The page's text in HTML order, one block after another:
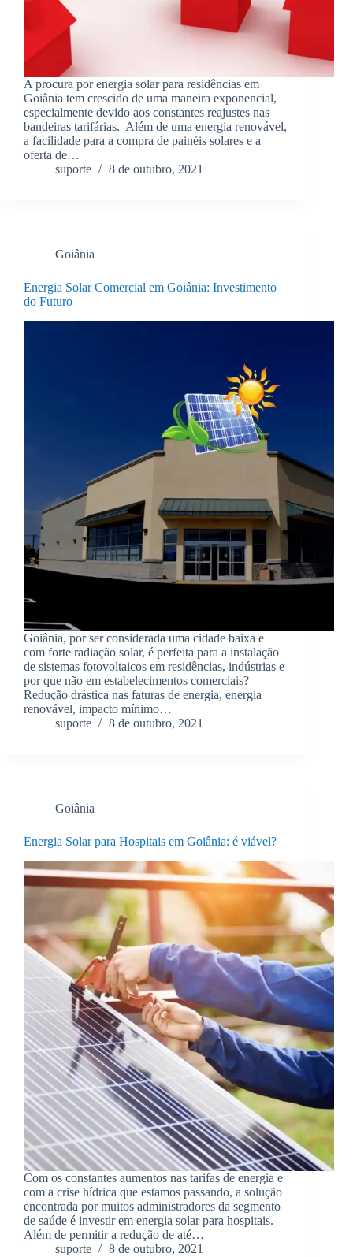
A procura por energia solar para residências em
Goiânia tem crescido de uma maneira exponencial,
especialmente devido aos constantes reajustes nas
bandeiras tarifárias. Além de uma energia renovável,
a facilidade para a compra de painéis solares e a
oferta de…
suporte
8 de outubro, 2021
Goiânia
Energia Solar Comercial em Goiânia: Investimento
do Futuro
Goiânia, por ser considerada uma cidade baixa e
com forte radiação solar, é perfeita para a instalação
de sistemas fotovoltaicos em residências, indústrias e
por que não em estabelecimentos comerciais?
Redução drástica nas faturas de energia, energia
renovável, impacto mínimo…
suporte
8 de outubro, 2021
Goiânia
Energia Solar para Hospitais em Goiânia: é viável?
Com os constantes aumentos nas tarifas de energia e
com a crise hídrica que estamos passando, a solução
encontrada por muitos administradores da segmento
de saúde é investir em energia solar para hospitais.
Além de permitir a redução de até…
suporte
8 de outubro, 2021